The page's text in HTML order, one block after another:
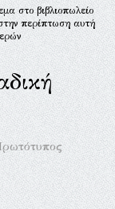
στο βιβλιοπωλείο
περίπτωση αυτή